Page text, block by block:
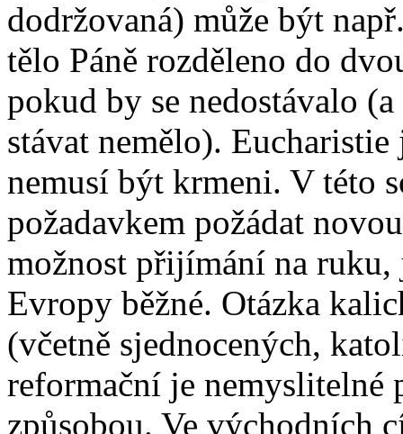
dodržovaná) může být
tělo Páně rozděleno do
pokud by se nedostávalo
stávat nemělo).
nemusí být krmeni. V této
požadavkem požádat
možnost přijímání na ruku,
Evropy běžné. Otázka
(včetně sjednocených,
reformační je nemyslitelné
způsobou. Ve východních